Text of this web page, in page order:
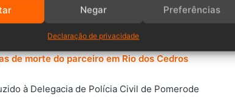
Negar Preferências
Declaração de privacidade
de morte do parceiro em Rio dos Cedros
à Delegacia de Polícia Civil de Pomerode